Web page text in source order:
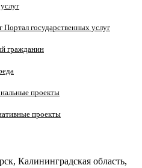
Портал государственных услуг
гражданин
проекты
проекты
Калининградская область,